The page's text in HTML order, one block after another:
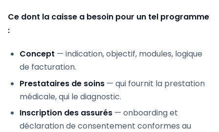
Ce dont la caisse a besoin pour un tel programme
:
Concept — indication, objectif, modules, logique
de facturation.
Prestataires de soins — qui fournit la prestation
médicale, qui le diagnostic.
Inscription des assurés — onboarding et
déclaration de consentement conformes au